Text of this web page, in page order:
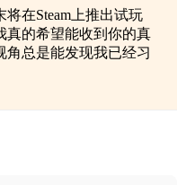
在Steam上推出试玩
真的希望能收到你的真
角总是能发现我已经习